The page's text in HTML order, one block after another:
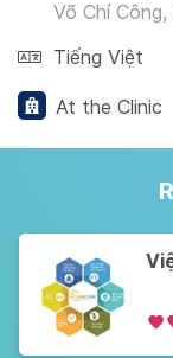
Võ Chí
Tiếng Việt
At the Clinic